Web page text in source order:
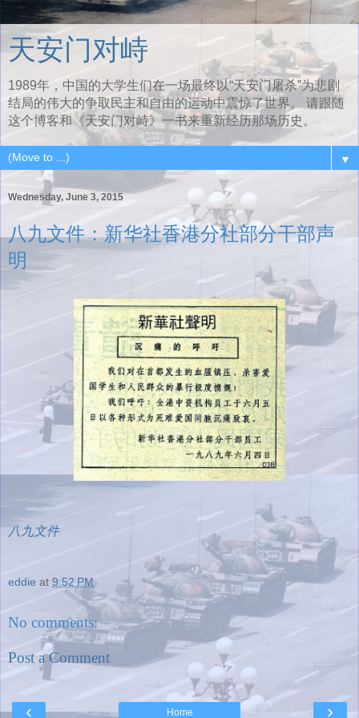
天安门对峙
1989年，中国的大学生们在一场最终以“天安门屠杀”为悲剧
结局的伟大的争取民主和自由的运动中震惊了世界。 请跟随
这个博客和《天安门对峙》一书来重新经历那场历史。
▼
Wednesday, June 3, 2015
八九文件：新华社香港分社部分干部声
明
八九文件
eddie at 9:52 PM
No comments:
Post a Comment
‹ ›
Home